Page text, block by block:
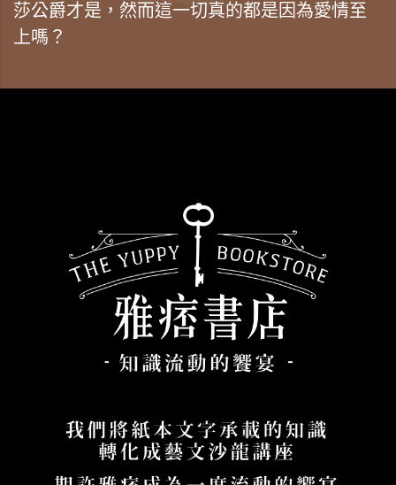
莎公爵才是，然而這一切真的都是因為愛情至
上嗎？